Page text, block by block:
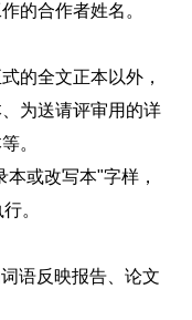
的合作者姓名。
的全文正本以外，
为送请评审用的详
。
或改写本"字样，
。
语反映报告、论文